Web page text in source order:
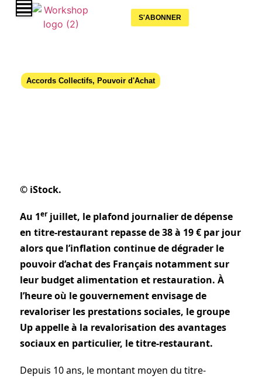
S'ABONNER
Accords Collectifs, Pouvoir d'Achat
© iStock.
Au 1erjuillet, le plafond journalier de dépense
en titre-restaurant repasse de 38 à 19 € par jour
alors que l’inflation continue de dégrader le
pouvoir d’achat des Français notamment sur
leur budget alimentation et restauration. À
l’heure où le gouvernement envisage de
revaloriser les prestations sociales, le groupe
Up appelle à la revalorisation des avantages
sociaux en particulier, le titre-restaurant.
Depuis 10 ans, le montant moyen du titre-